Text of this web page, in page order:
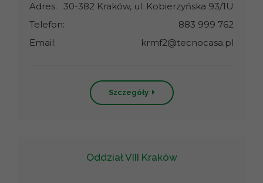
Adres:
30-382 Kraków, ul. Kobierzyńska 93/1U
Telefon:
883 999 762
Email:
krmf2@tecnocasa.pl
Szczegóły
Oddział VIII Kraków